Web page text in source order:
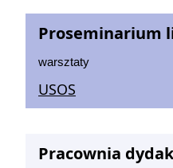
Proseminarium
warsztaty
USOS
Pracownia